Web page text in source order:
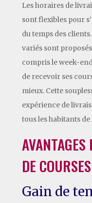
Les horaires de
sont flexibles pour
du temps des
variés sont
compris le week-
de recevoir ses
mieux. Cette
expérience de
tous les habitants
DE
Gain de